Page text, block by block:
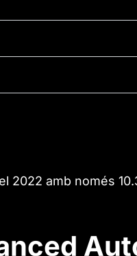
2022 amb només